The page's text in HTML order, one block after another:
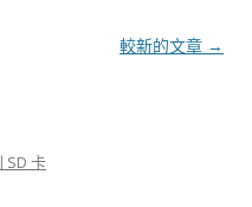
較新的文章 →
SD 卡